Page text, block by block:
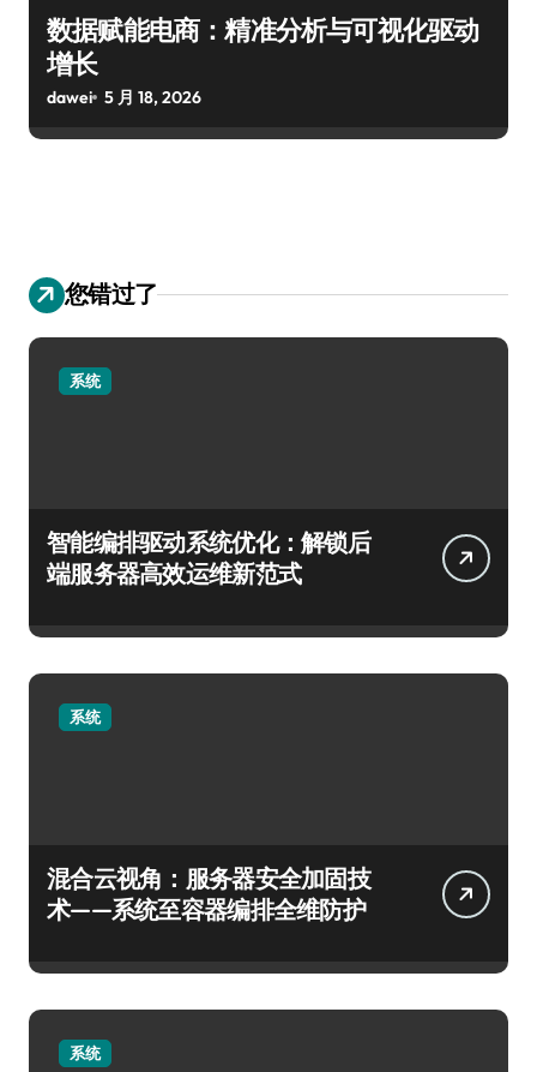
数据赋能电商：精准分析与可视化驱动
增长
dawei 5 月 18, 2026
您错过了
系统
智能编排驱动系统优化：解锁后
端服务器高效运维新范式
系统
混合云视角：服务器安全加固技
术——系统至容器编排全维防护
系统